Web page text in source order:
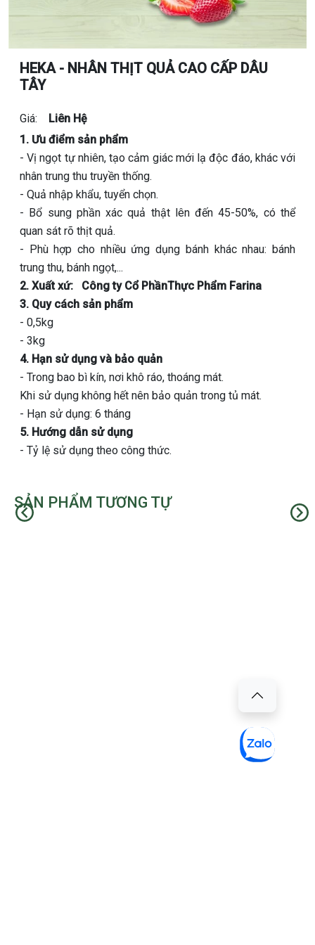
HEKA - NHÂN THỊT QUẢ CAO CẤP DÂU
TÂY
Giá:
Liên Hệ
1. Ưu điểm sản phẩm
- Vị ngọt tự nhiên, tạo cảm giác mới lạ độc đáo, khác với
nhân trung thu truyền thống.
- Quả nhập khẩu, tuyển chọn.
- Bổ sung phần xác quả thật lên đến 45-50%, có thể
quan sát rõ thịt quả.
- Phù hợp cho nhiều ứng dụng bánh khác nhau: bánh
trung thu, bánh ngọt,...
2. Xuất xứ: Công ty Cổ PhầnThực Phẩm Farina
3. Quy cách sản phẩm
- 0,5kg
- 3kg
4. Hạn sử dụng và bảo quản
- Trong bao bì kín, nơi khô ráo, thoáng mát.
Khi sử dụng không hết nên bảo quản trong tủ mát.
- Hạn sử dụng: 6 tháng
5. Hướng dẫn sử dụng
- Tỷ lệ sử dụng theo công thức.
SẢN PHẨM TƯƠNG TỰ
Trước Kế